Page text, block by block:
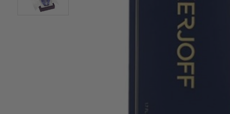
de Parfum - Duftprobe - 2 ml